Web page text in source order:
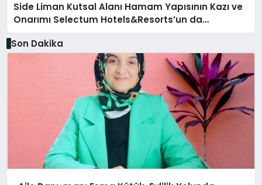
Side Liman Kutsal Alanı Hamam Yapısının Kazı ve
Onarımı Selectum Hotels&Resorts’un da
Katkılarıyla Tamamlandı
Son Dakika